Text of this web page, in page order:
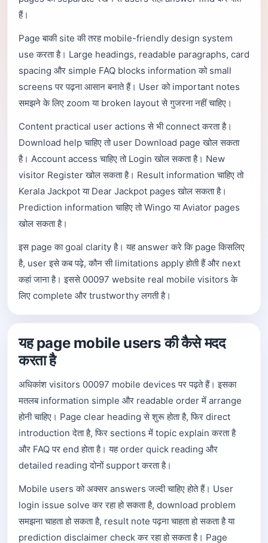
हैं।
Page बाकी site की तरह mobile-friendly design system
use करता है। Large headings, readable paragraphs, card
spacing और simple FAQ blocks information को small
screens पर पढ़ना आसान बनाते हैं। User को important notes
समझने के लिए zoom या broken layout से गुजरना नहीं चाहिए।
Content practical user actions से भी connect करता है।
Download help चाहिए तो user Download page खोल सकता
है। Account access चाहिए तो Login खोल सकता है। New
visitor Register खोल सकता है। Result information चाहिए तो
Kerala Jackpot या Dear Jackpot pages खोल सकता है।
Prediction information चाहिए तो Wingo या Aviator pages
खोल सकता है।
इस page का goal clarity है। यह answer करे कि page किसलिए
है, user इसे कब पढ़े, कौन सी limitations apply होती हैं और next
कहां जाना है। इससे 00097 website real mobile visitors के
लिए complete और trustworthy लगती है।
यह page mobile users की कैसे मदद
करता है
अधिकांश visitors 00097 mobile devices पर पढ़ते हैं। इसका
मतलब information simple और readable order में arrange
होनी चाहिए। Page clear heading से शुरू होता है, फिर direct
introduction देता है, फिर sections में topic explain करता है
और FAQ पर end होता है। यह order quick reading और
detailed reading दोनों support करता है।
Mobile users को अक्सर answers जल्दी चाहिए होते हैं। User
login issue solve कर रहा हो सकता है, download problem
समझना चाहता हो सकता है, result note पढ़ना चाहता हो सकता है या
prediction disclaimer check कर रहा हो सकता है। Page